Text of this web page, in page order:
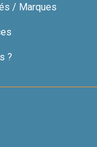
/ Marques
?